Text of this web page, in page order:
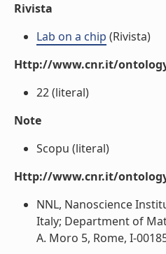
Rivista
Lab on a chip (Rivista)
Http://www.cnr.it/
22 (literal)
Note
Scopu (literal)
Http://www.cnr.it/
NNL, Nanoscience
Italy; Department of
A. Moro 5, Rome, I-